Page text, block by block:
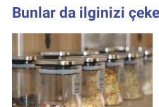
Bunlar da ilginizi